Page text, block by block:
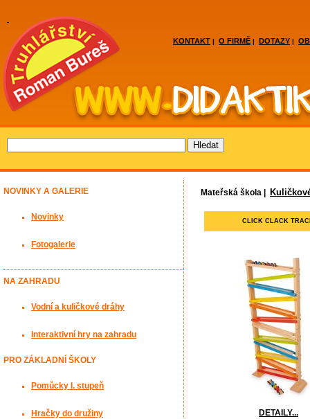
KONTAKT | O FIRMĚ | DOTAZY |
Mateřská škola |
CLICK CLACK
DETAILY...
NOVINKY A GALERIE
Novinky
Fotogalerie
NA ZAHRADU
Vodní a kuličkové dráhy
Interaktivní hry na zahradu
PRO ZÁKLADNÍ ŠKOLY
Pomůcky I. stupeň
Hračky do družiny